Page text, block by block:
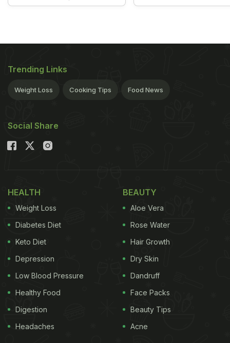
Trending Links
Weight Loss Cooking Tips Food News
Social Share
HEALTH
Weight Loss
Diabetes Diet
Keto Diet
Depression
Low Blood Pressure
Healthy Food
Digestion
Headaches
BEAUTY
Aloe Vera
Rose Water
Hair Growth
Dry Skin
Dandruff
Face Packs
Beauty Tips
Acne